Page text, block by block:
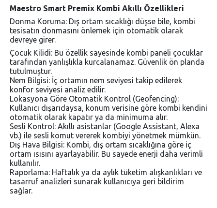
Maestro Smart Premix Kombi Akıllı Özellikleri
Donma Koruma: Dış ortam sıcaklığı düşse bile, kombi
tesisatın donmasını önlemek için otomatik olarak
devreye girer.
Çocuk Kilidi: Bu özellik sayesinde kombi paneli çocuklar
tarafından yanlışlıkla kurcalanamaz. Güvenlik ön planda
tutulmuştur.
Nem Bilgisi: İç ortamın nem seviyesi takip edilerek
konfor seviyesi analiz edilir.
Lokasyona Göre Otomatik Kontrol (Geofencing):
Kullanıcı dışarıdaysa, konum verisine göre kombi kendini
otomatik olarak kapatır ya da minimuma alır.
Sesli Kontrol: Akıllı asistanlar (Google Assistant, Alexa
vb.) ile sesli komut vererek kombiyi yönetmek mümkün.
Dış Hava Bilgisi: Kombi, dış ortam sıcaklığına göre iç
ortam ısısını ayarlayabilir. Bu sayede enerji daha verimli
kullanılır.
Raporlama: Haftalık ya da aylık tüketim alışkanlıkları ve
tasarruf analizleri sunarak kullanıcıya geri bildirim
sağlar.